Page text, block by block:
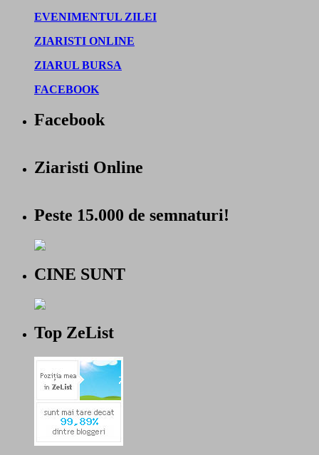
EVENIMENTUL ZILEI
ZIARISTI ONLINE
ZIARUL BURSA
FACEBOOK
Facebook
Ziaristi Online
Peste 15.000 de semnaturi!
CINE SUNT
Top ZeList